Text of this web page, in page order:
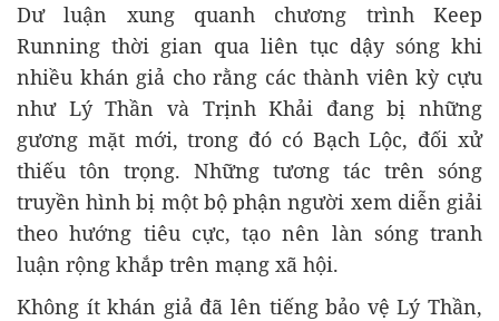
Dư luận xung quanh chương trình Keep
Running thời gian qua liên tục dậy sóng khi
nhiều khán giả cho rằng các thành viên kỳ cựu
như Lý Thần và Trịnh Khải đang bị những
gương mặt mới, trong đó có Bạch Lộc, đối xử
thiếu tôn trọng. Những tương tác trên sóng
truyền hình bị một bộ phận người xem diễn giải
theo hướng tiêu cực, tạo nên làn sóng tranh
luận rộng khắp trên mạng xã hội.
Không ít khán giả đã lên tiếng bảo vệ Lý Thần,